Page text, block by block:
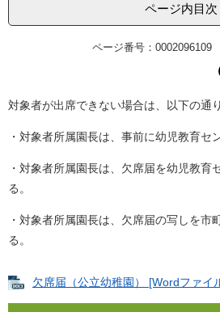
ページ内目次
ページ番号：0002096109
対象者が出席できない場合は、以下の通
・対象者所属園長は、事前に幼児教育セ
・対象者所属園長は、欠席届を幼児教育
る。
・対象者所属園長は、欠席届の写しを市
る。
欠席届（公立幼稚園） [Wordファイ